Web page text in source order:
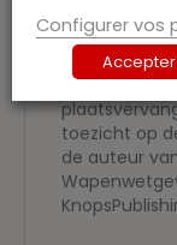
generaal bij
Commissie
van
toezicht op
de auteur
Configurer vos